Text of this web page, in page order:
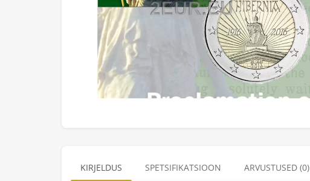
KIRJELDUS SPETSIFIKATSIOON ARVUSTUSED (0)